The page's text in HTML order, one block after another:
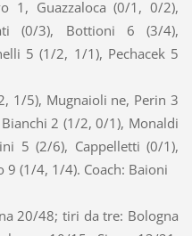
1, Guazzaloca (0/1, 0/2),
(0/3), Bottioni 6 (3/4),
5 (1/2, 1/1), Pechacek 5
1/5), Mugnaioli ne, Perin 3
2 (1/2, 0/1), Monaldi
5 (2/6), Cappelletti (0/1),
(1/4, 1/4). Coach: Baioni
20/48; tiri da tre: Bologna